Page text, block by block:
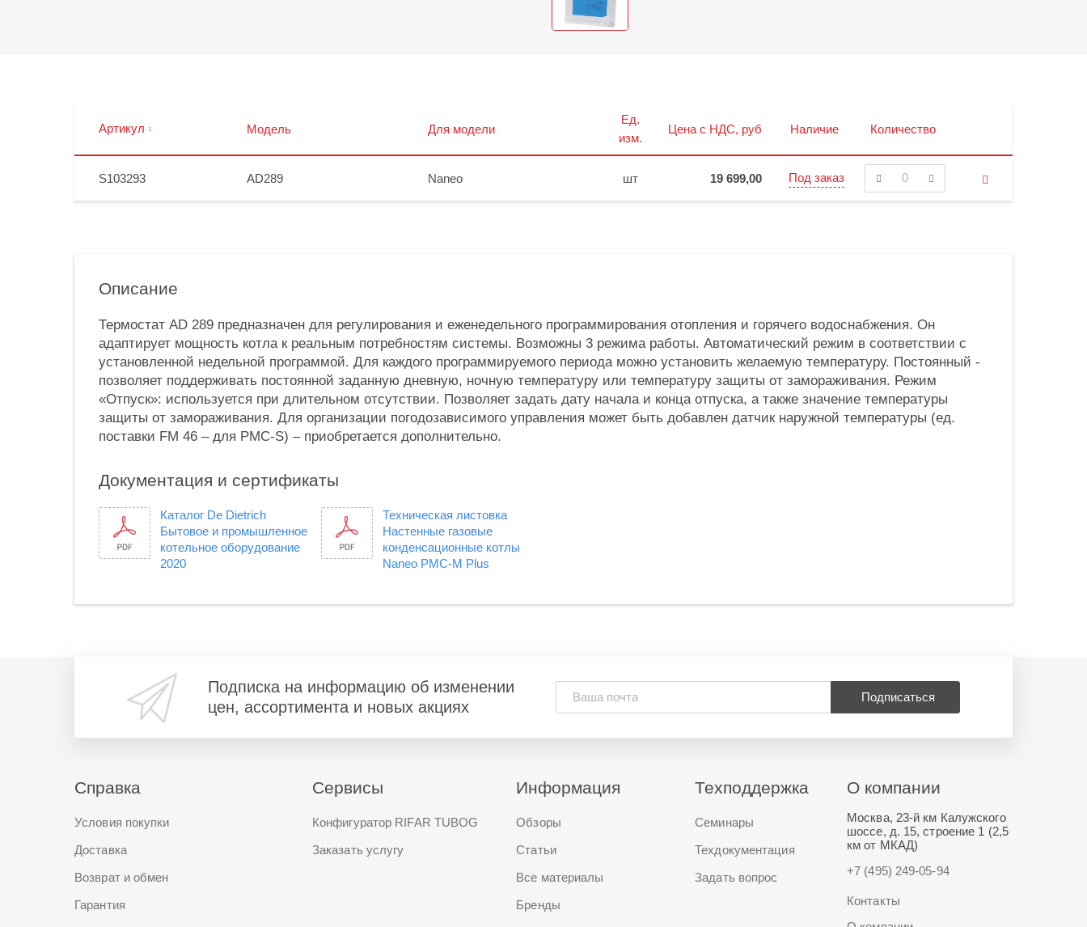
Артикул Модель Для модели
Ед.
изм.
Цена с НДС, руб Наличие Количество
S103293 AD289 Naneo шт 19 699,00 Под заказ
Описание
Термостат AD 289 предназначен для регулирования и еженедельного программирования отопления и горячего водоснабжения. Он
адаптирует мощность котла к реальным потребностям системы. Возможны 3 режима работы. Автоматический режим в соответствии с
установленной недельной программой. Для каждого программируемого периода можно установить желаемую температуру. Постоянный -
позволяет поддерживать постоянной заданную дневную, ночную температуру или температуру защиты от замораживания. Режим
«Отпуск»: используется при длительном отсутствии. Позволяет задать дату начала и конца отпуска, а также значение температуры
защиты от замораживания. Для организации погодозависимого управления может быть добавлен датчик наружной температуры (ед.
поставки FM 46 – для PMC-S) – приобретается дополнительно.
Документация и сертификаты
Каталог De Dietrich
Бытовое и промышленное
котельное оборудование
2020
Техническая листовка
Настенные газовые
конденсационные котлы
Naneo PMC-M Plus
Подписка на информацию об изменении
цен, ассортимента и новых акциях
Подписаться
Справка
Условия покупки
Доставка
Возврат и обмен
Гарантия
Сервисы
Конфигуратор RIFAR TUBOG
Заказать услугу
Информация
Обзоры
Статьи
Все материалы
Бренды
Техподдержка
Семинары
Техдокументация
Задать вопрос
О компании
Москва, 23-й км Калужского
шоссе, д. 15, строение 1 (2,5
км от МКАД)
+7 (495) 249-05-94
Контакты